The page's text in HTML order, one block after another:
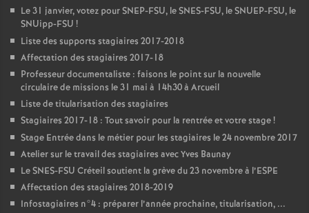
Le 31 janvier, votez pourSNEP-FSU, leSNES-FSU, leSNUEP-FSU, le
SNUipp-FSU !
Liste des supports stagiaires 2017-2018
Affectation des stagiaires 2017-18
Professeur documentaliste : faisons le point sur la nouvelle
circulaire de missions le 31 mai à 14h30 à Arcueil
Liste de titularisation des stagiaires
Stagiaires 2017-18 : Tout savoir pour la rentrée et votre stage!
Stage Entrée dans le métier pour les stagiaires le 24 novembre 2017
Atelier sur le travail des stagiaires avec Yves Baunay
LeSNES-FSU Créteil soutient la grève du 23 novembre à l’ESPE
Affectation des stagiaires 2018-2019
Infostagiaires n°4 : préparer l’année prochaine, titularisation, ...